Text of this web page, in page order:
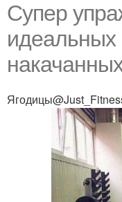
Супер
идеальных